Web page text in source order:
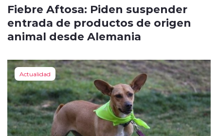
Fiebre Aftosa: Piden suspender
entrada de productos de origen
animal desde Alemania
Actualidad